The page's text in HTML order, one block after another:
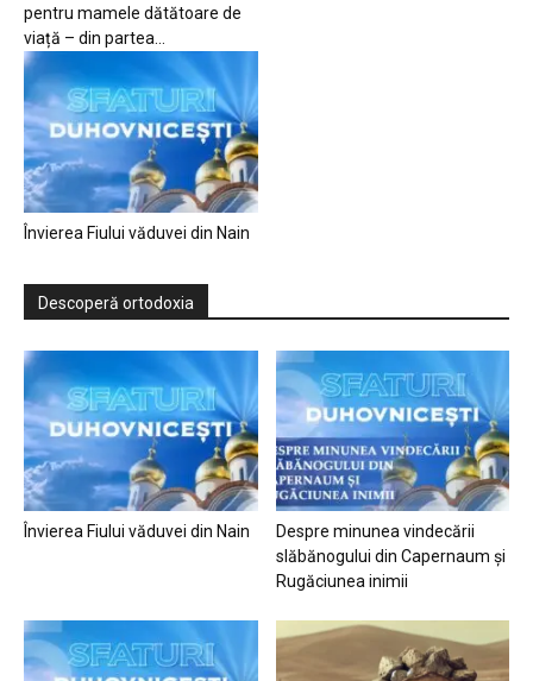
pentru mamele dătătoare de
viață – din partea...
Învierea Fiului văduvei din Nain
Descoperă ortodoxia
Învierea Fiului văduvei din Nain
Despre minunea vindecării
slăbănogului din Capernaum și
Rugăciunea inimii